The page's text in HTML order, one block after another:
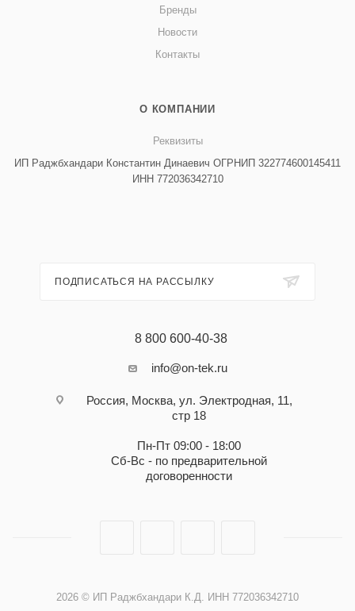
Бренды
Новости
Контакты
О КОМПАНИИ
Реквизиты
ИП Раджбхандари Константин Динаевич ОГРНИП 322774600145411
ИНН 772036342710
ПОДПИСАТЬСЯ НА РАССЫЛКУ
8 800 600-40-38
info@on-tek.ru
Россия, Москва, ул. Электродная, 11,
стр 18
Пн-Пт 09:00 - 18:00
Сб-Вс - по предварительной
договоренности
2026 © ИП Раджбхандари К.Д. ИНН 772036342710